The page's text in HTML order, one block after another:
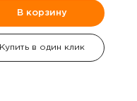
В корзину
Купить в один клик